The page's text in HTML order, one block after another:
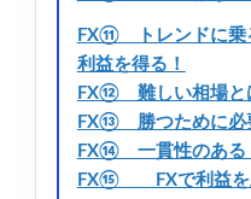
FX⑪ トレンドに乗
利益を得る！
FX⑫ 難しい相場と
FX⑬ 勝つために必
FX⑭ 一貫性のある
FX⑮ FXで利益を